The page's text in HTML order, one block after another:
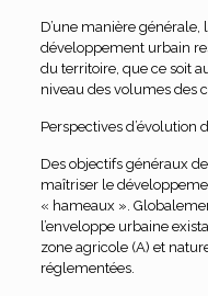
D’une manière
développement urbain
du territoire, que ce soit
niveau des volumes des
Perspectives d’évolution
Des objectifs généraux
maîtriser le
« hameaux ».
l’enveloppe urbaine
zone agricole (A) et
réglementées.